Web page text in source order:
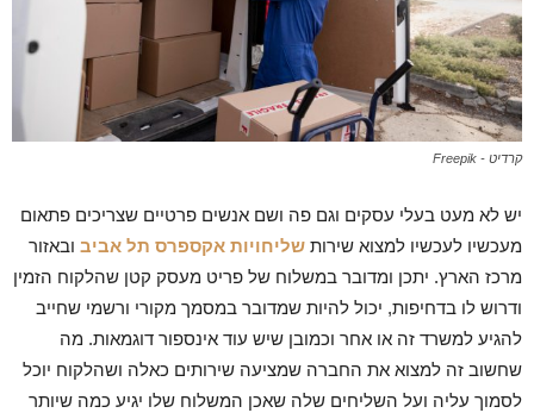
קרדיט - Freepik
יש לא מעט בעלי עסקים וגם פה ושם אנשים פרטיים שצריכים פתאום
מעכשיו לעכשיו למצוא שירות שליחויות אקספרס תל אביב ובאזור
מרכז הארץ. יתכן ומדובר במשלוח של פריט מעסק קטן שהלקוח הזמין
ודרוש לו בדחיפות, יכול להיות שמדובר במסמך מקורי ורשמי שחייב
להגיע למשרד זה או אחר וכמובן שיש עוד אינספור דוגמאות. מה
שחשוב זה למצוא את החברה שמציעה שירותים כאלה ושהלקוח יוכל
לסמוך עליה ועל השליחים שלה שאכן המשלוח שלו יגיע כמה שיותר